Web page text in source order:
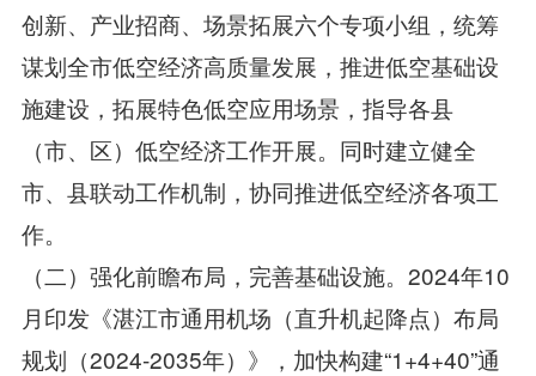
创新、产业招商、场景拓展六个专项小组，统筹
谋划全市低空经济高质量发展，推进低空基础设
施建设，拓展特色低空应用场景，指导各县
（市、区）低空经济工作开展。同时建立健全
市、县联动工作机制，协同推进低空经济各项工
作。
（二）强化前瞻布局，完善基础设施。2024年10
月印发《湛江市通用机场（直升机起降点）布局
规划（2024-2035年）》，加快构建“1+4+40”通